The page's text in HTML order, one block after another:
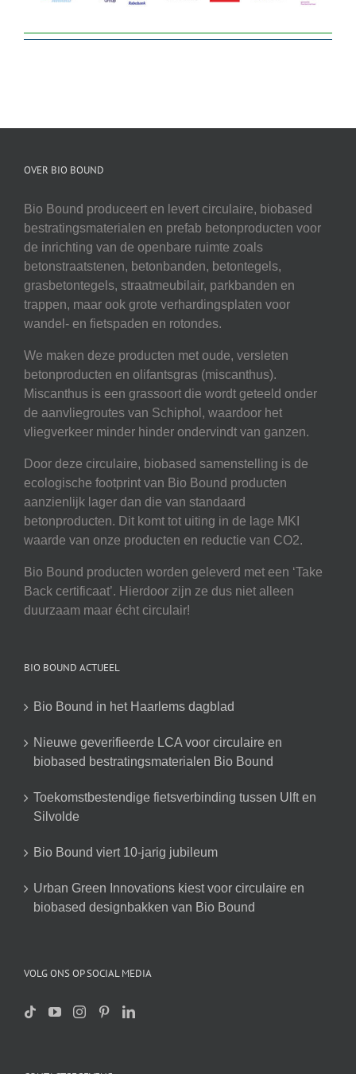
OVER BIO BOUND
Bio Bound produceert en levert circulaire, biobased
bestratingsmaterialen en prefab betonproducten voor
de inrichting van de openbare ruimte zoals
betonstraatstenen, betonbanden, betontegels,
grasbetontegels, straatmeubilair, parkbanden en
trappen, maar ook grote verhardingsplaten voor
wandel- en fietspaden en rotondes.
We maken deze producten met oude, versleten
betonproducten en olifantsgras (miscanthus).
Miscanthus is een grassoort die wordt geteeld onder
de aanvliegroutes van Schiphol, waardoor het
vliegverkeer minder hinder ondervindt van ganzen.
Door deze circulaire, biobased samenstelling is de
ecologische footprint van Bio Bound producten
aanzienlijk lager dan die van standaard
betonproducten. Dit komt tot uiting in de lage MKI
waarde van onze producten en reductie van CO2.
Bio Bound producten worden geleverd met een ‘Take
Back certificaat’. Hierdoor zijn ze dus niet alleen
duurzaam maar écht circulair!
BIO BOUND ACTUEEL
Bio Bound in het Haarlems dagblad
Nieuwe geverifieerde LCA voor circulaire en
biobased bestratingsmaterialen Bio Bound
Toekomstbestendige fietsverbinding tussen Ulft en
Silvolde
Bio Bound viert 10-jarig jubileum
Urban Green Innovations kiest voor circulaire en
biobased designbakken van Bio Bound
VOLG ONS OP SOCIAL MEDIA